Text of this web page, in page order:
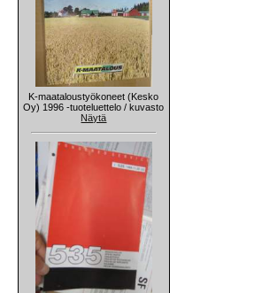
K-maataloustyökoneet (Kesko
Oy) 1996 -tuoteluettelo / kuvasto
Näytä